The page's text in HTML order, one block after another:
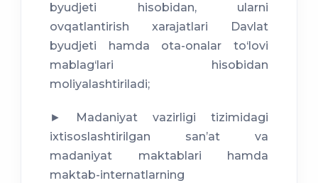
byudjeti hisobidan, ularni
ovqatlantirish xarajatlari Davlat
byudjeti hamda ota-onalar to‘lovi
mablag‘lari hisobidan
moliyalashtiriladi;
► Madaniyat vazirligi tizimidagi
ixtisoslashtirilgan sanʼat va
madaniyat maktablari hamda
maktab-internatlarning